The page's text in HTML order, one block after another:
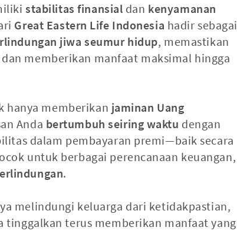
stabilitas finansial dan kenyamanan
Great Eastern Life Indonesia hadir sebagai
jiwa seumur hidup, memastikan
memberikan manfaat maksimal hingga
hanya memberikan jaminan Uang
Anda bertumbuh seiring waktu dengan
dalam pembayaran premi—baik secara
untuk berbagai perencanaan keuangan,
.
melindungi keluarga dari ketidakpastian,
tinggalkan terus memberikan manfaat yang